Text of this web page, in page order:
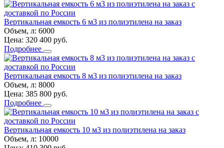
Вертикальная емкость 6 м3 из полиэтилена на заказ
Объем, л: 6000
Цена: 320 400 руб.
Подробнее
Вертикальная емкость 8 м3 из полиэтилена на заказ
Объем, л: 8000
Цена: 385 800 руб.
Подробнее
Вертикальная емкость 10 м3 из полиэтилена на заказ
Объем, л: 10000